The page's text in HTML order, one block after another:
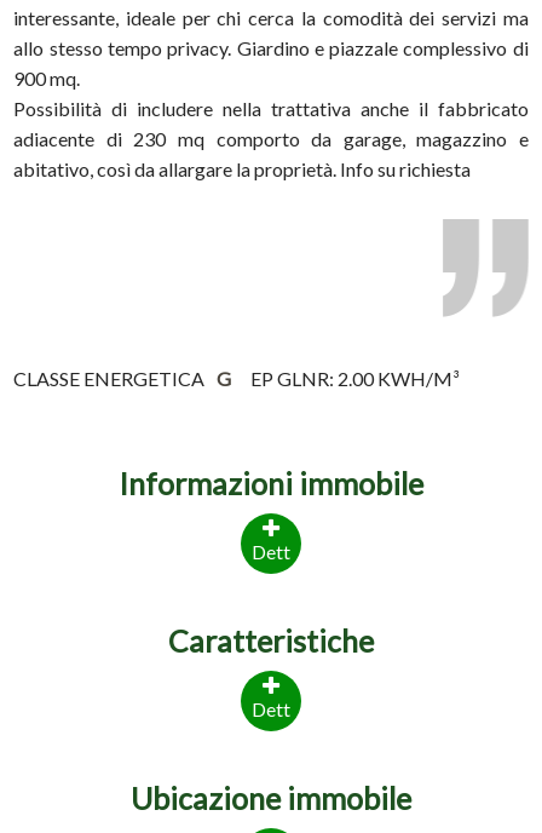
interessante, ideale per chi cerca la comodità dei servizi ma
allo stesso tempo privacy. Giardino e piazzale complessivo di
900 mq.
Possibilità di includere nella trattativa anche il fabbricato
adiacente di 230 mq comporto da garage, magazzino e
abitativo, così da allargare la proprietà. Info su richiesta
CLASSE ENERGETICA G EP GLNR: 2.00 KWH/M³
Informazioni immobile
Dett
Caratteristiche
Dett
Ubicazione immobile